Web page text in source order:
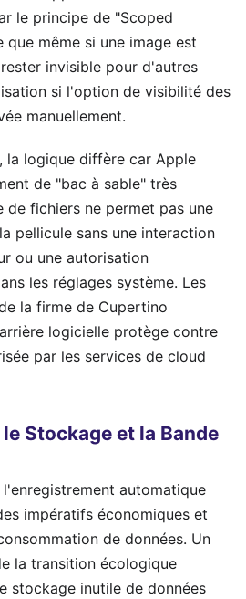
le principe de "Scoped
que même si une image est
invisible pour d'autres
si l'option de visibilité des
manuellement.
la logique diffère car Apple
de "bac à sable" très
de fichiers ne permet pas une
pellicule sans une interaction
ou une autorisation
les réglages système. Les
la firme de Cupertino
logicielle protège contre
par les services de cloud
Stockage et la Bande
automatique
impératifs économiques et
de données. Un
la transition écologique
stockage inutile de données